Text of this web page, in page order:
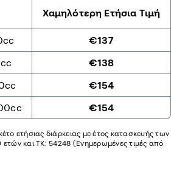
Χαμηλότερη Ετήσια Τιμή
€137
€138
€154
€154
ετήσιας διάρκειας με έτος κατασκευής των
και ΤΚ: 54248 (Ενημερωμένες τιμές από